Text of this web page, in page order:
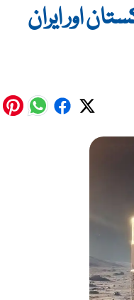
اور ایران